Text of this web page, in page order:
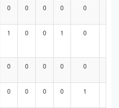
0 0 0 0 0
1 0 0 1 0
0 0 0 0 0
0 0 0 0 1